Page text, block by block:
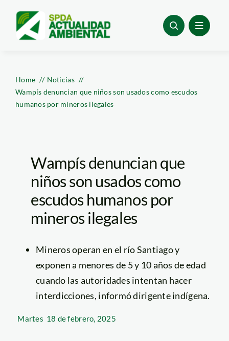
content
Home
Noticias
Wampís denuncian que niños son usados como escudos
humanos por mineros ilegales
Wampís denuncian que
niños son usados como
escudos humanos por
mineros ilegales
Mineros operan en el río Santiago y
exponen a menores de 5 y 10 años de edad
cuando las autoridades intentan hacer
interdicciones, informó dirigente indígena.
Martes 18 de febrero, 2025